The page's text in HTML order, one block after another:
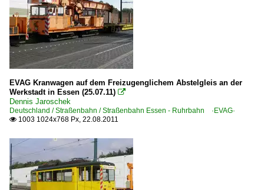
EVAG Kranwagen auf dem Freizugenglichem Abstelgleis an der
Werkstadt in Essen (25.07.11) 
Dennis Jaroschek
Deutschland / Straßenbahn / Straßenbahn Essen - Ruhrbahn ·EVAG·
 1003 1024x768 Px, 22.08.2011